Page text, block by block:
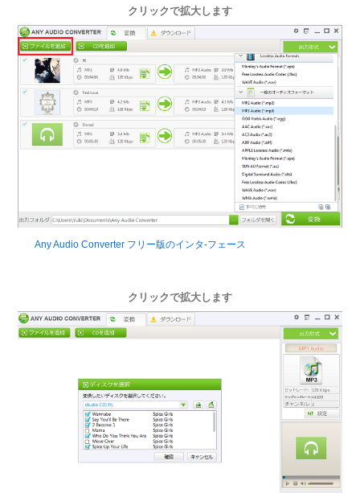
クリックで拡大します
Any Audio Converter フリー版のインタ-フェース
クリックで拡大します